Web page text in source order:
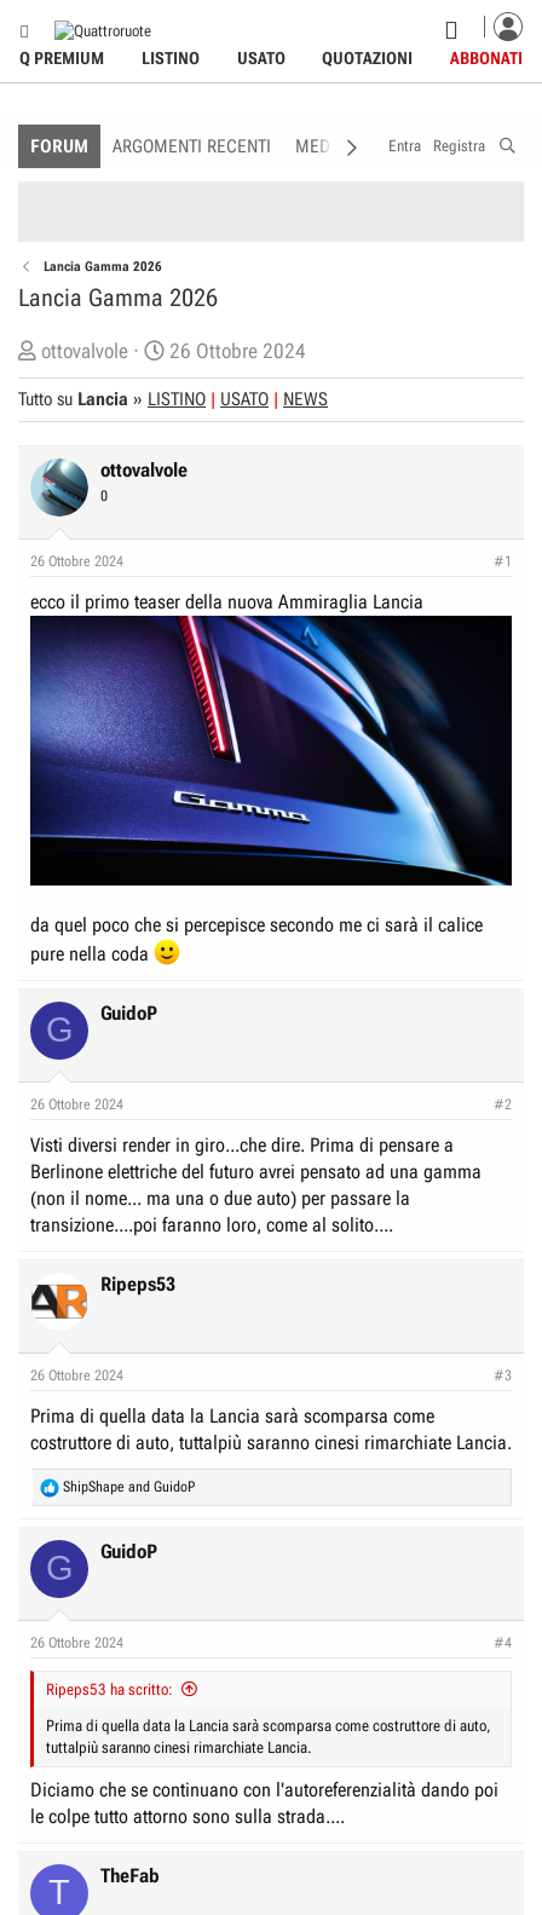
Q PREMIUM LISTINO USATO QUOTAZIONI ABBONATI
FORUM ARGOMENTI RECENTI MEDIA MEMBRI
Entra Registra
Lancia Gamma 2026
Lancia Gamma 2026
C
r
e
t
o
e
i
s
c
u
s
s
n
ottovalvole
D
a
t
d
z
i
26 Ottobre 2024
Tutto su Lancia » LISTINO USATO NEWS
ottovalvole
0
26 Ottobre 2024 #1
ecco il primo teaser della nuova Ammiraglia Lancia
da quel poco che si percepisce secondo me ci sarà il calice
pure nella coda
G GuidoP
26 Ottobre 2024 #2
Visti diversi render in giro...che dire. Prima di pensare a
Berlinone elettriche del futuro avrei pensato ad una gamma
(non il nome... ma una o due auto) per passare la
transizione....poi faranno loro, come al solito....
Ripeps53
26 Ottobre 2024 #3
Prima di quella data la Lancia sarà scomparsa come
costruttore di auto, tuttalpiù saranno cinesi rimarchiate Lancia.
R
e
c
t
s
ShipShape and GuidoP
G GuidoP
26 Ottobre 2024 #4
Ripeps53 ha scritto:
Prima di quella data la Lancia sarà scomparsa come costruttore di auto,
tuttalpiù saranno cinesi rimarchiate Lancia.
Diciamo che se continuano con l'autoreferenzialità dando poi
le colpe tutto attorno sono sulla strada....
T TheFab